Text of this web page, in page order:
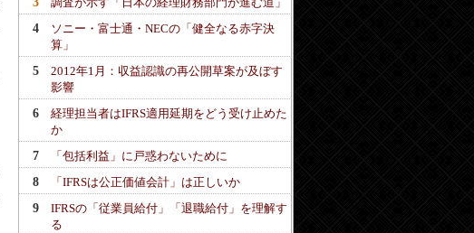
4
ソニー・富士通・NECの「健全なる赤字決
算」
5
2012年1月：収益認識の再公開草案が及ぼす
影響
6
経理担当者はIFRS適用延期をどう受け止めた
か
7 「包括利益」に戸惑わないために
8 「IFRSは公正価値会計」は正しいか
9
IFRSの「従業員給付」「退職給付」を理解す
る